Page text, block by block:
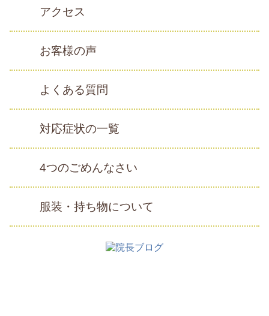
アクセス
お客様の声
よくある質問
対応症状の一覧
4つのごめんなさい
服装・持ち物について